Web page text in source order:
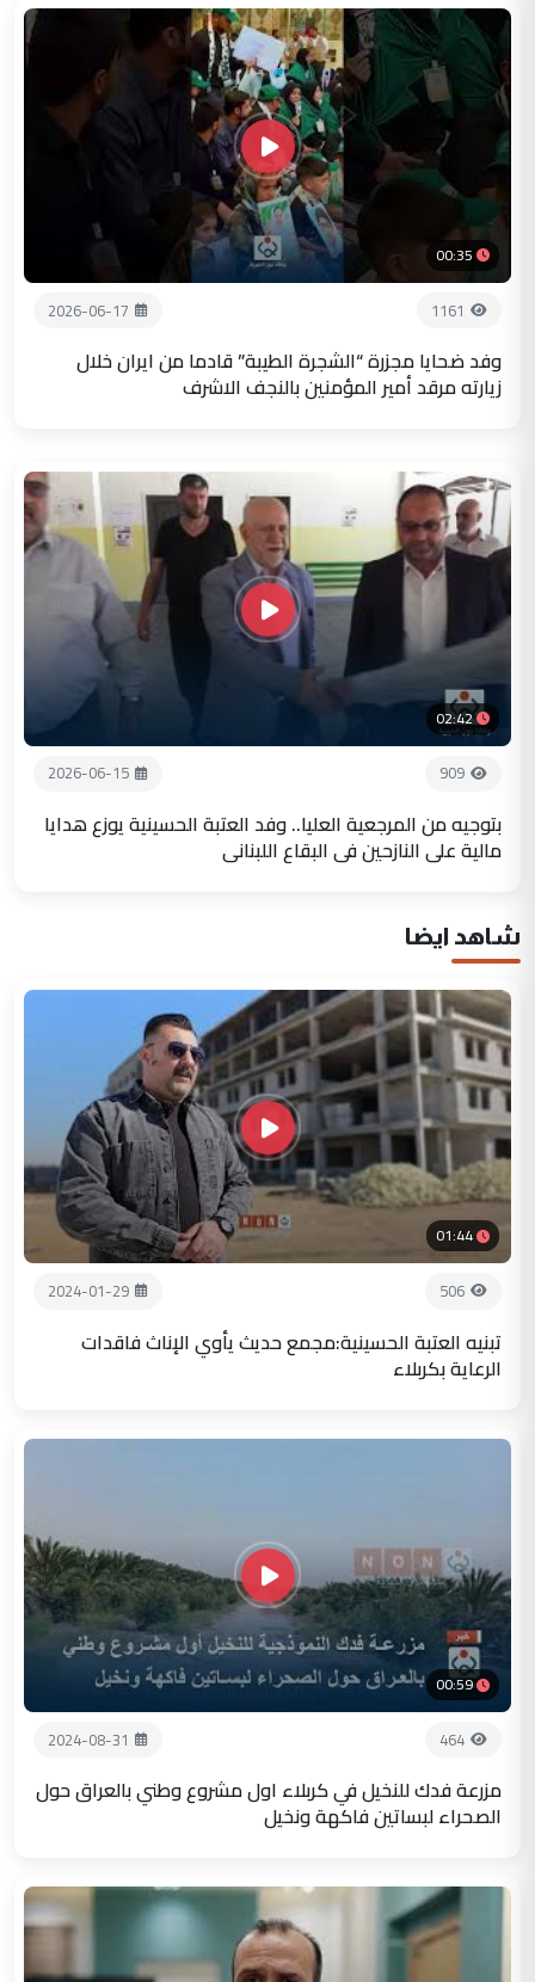
00:35
1161
2026-06-17
وفد ضحايا مجزرة “الشجرة الطيبة” قادما من ايران خلال
زيارته مرقد أمير المؤمنين بالنجف الاشرف
02:42
909
2026-06-15
بتوجيه من المرجعية العليا.. وفد العتبة الحسينية يوزع هدايا
مالية على النازحين في البقاع اللبناني
شاهد ايضا
01:44
506
2024-01-29
تبنيه العتبة الحسينية:مجمع حديث يأوي الإناث فاقدات
الرعاية بكربلاء
00:59
464
2024-08-31
مزرعة فدك للنخيل في كربلاء اول مشروع وطني بالعراق حول
الصحراء لبساتين فاكهة ونخيل